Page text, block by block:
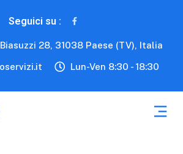
Seguici su :
28, 31038 Paese (TV), Italia
Lun-Ven 8:30 - 18:30